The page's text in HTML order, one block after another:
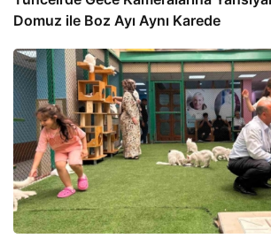
Domuz ile Boz Ayı Aynı Karede